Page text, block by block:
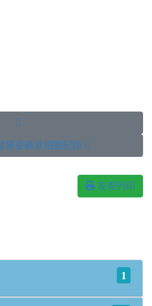

展委員會相關紀錄 
友善列印
1